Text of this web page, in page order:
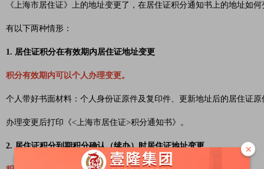
《上海市居住证》上的地址变更了，在居住证积分通知书上的地址如何
有以下两种情形：
1. 居住证积分在有效期内居住证地址变更
积分有效期内可以个人办理变更。
个人带好书面材料：个人身份证原件及复印件、更新地址后的居住证
办理变更后打印《<上海市居住证>积分通知书》。
2. 居住证积分到期积分确认（续办）时居住证地址变更 ×